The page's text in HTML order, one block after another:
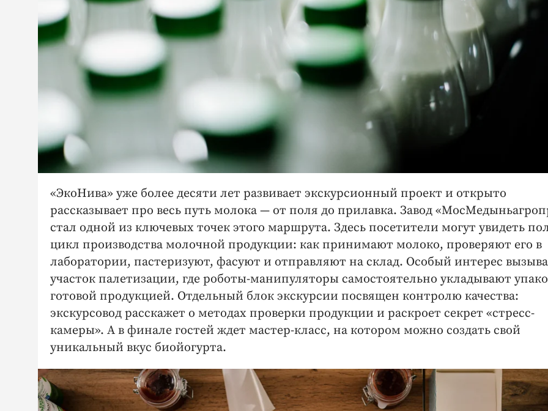
«ЭкоНива» уже более десяти лет развивает экскурсионный проект и открыто
рассказывает про весь путь молока — от поля до прилавка. Завод
стал одной из ключевых точек этого маршрута. Здесь посетители могут увидеть
цикл производства молочной продукции: как принимают молоко, проверяют его в
лаборатории, пастеризуют, фасуют и отправляют на склад. Особый интерес
участок палетизации, где роботы-манипуляторы самостоятельно укладывают
готовой продукцией. Отдельный блок экскурсии посвящен контролю качества:
экскурсовод расскажет о методах проверки продукции и раскроет секрет «стресс-
камеры». А в финале гостей ждет мастер-класс, на котором можно создать свой
уникальный вкус биойогурта.